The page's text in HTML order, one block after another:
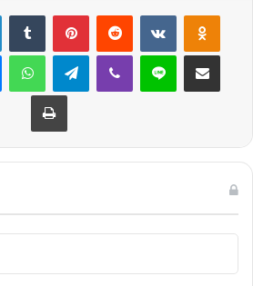
LinkedInTumblr PinterestReddit VKontakte
MessengerWhatsAppTelegramViber Line E-Posta ile
Yazdır